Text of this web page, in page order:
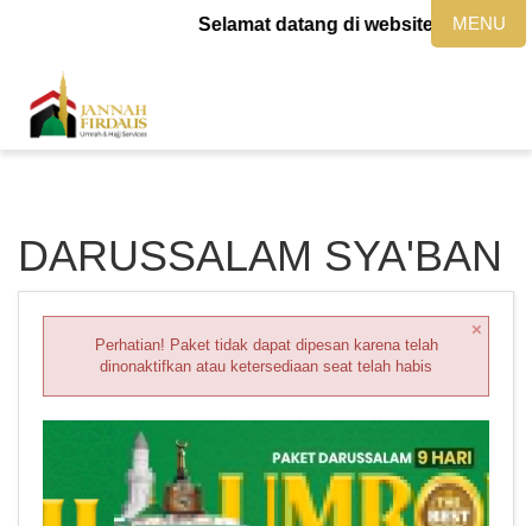
Selamat datang di website
DARUSSALAM SYA'BAN
Perhatian! Paket tidak dapat dipesan karena telah
dinonaktifkan atau ketersediaan seat telah habis
×
MENU